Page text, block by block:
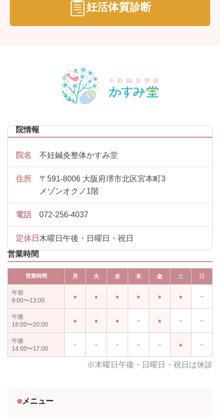
妊活体質診断
院情報
院名 不妊鍼灸整体かすみ堂
住所
〒591-8006 大阪府堺市北区宮本町3
メゾンオクノ1階
電話 072-256-4037
定休日 木曜日午後・日曜日・祝日
営業時間
営業時間 月 火 水 木 金 土 日
午前
9:00〜13:00
－
午後
16:00〜20:00
－ － －
午後
14:00〜17:00
－ － － － － －
※木曜日午後・日曜日・祝日は休診
メニュー